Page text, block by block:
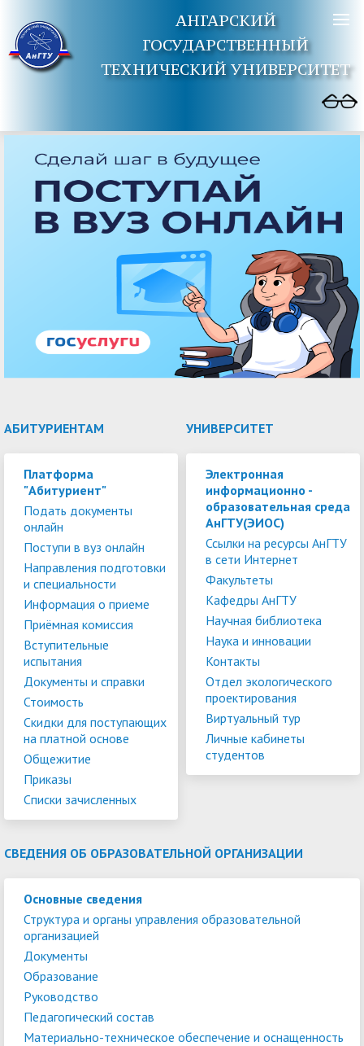
АНГАРСКИЙ
ГОСУДАРСТВЕННЫЙ
ТЕХНИЧЕСКИЙ УНИВЕРСИТЕТ
АБИТУРИЕНТАМ
Платформа
"Абитуриент"
Подать документы
онлайн
Поступи в вуз онлайн
Направления подготовки
и специальности
Информация о приеме
Приёмная комиссия
Вступительные
испытания
Документы и справки
Стоимость
Скидки для поступающих
на платной основе
Общежитие
Приказы
Списки зачисленных
УНИВЕРСИТЕТ
Электронная
информационно -
образовательная среда
АнГТУ(ЭИОС)
Ссылки на ресурсы АнГТУ
в сети Интернет
Факультеты
Кафедры АнГТУ
Научная библиотека
Наука и инновации
Контакты
Отдел экологического
проектирования
Виртуальный тур
Личные кабинеты
студентов
СВЕДЕНИЯ ОБ ОБРАЗОВАТЕЛЬНОЙ ОРГАНИЗАЦИИ
Основные сведения
Структура и органы управления образовательной
организацией
Документы
Образование
Руководство
Педагогический состав
Материально-техническое обеспечение и оснащенность